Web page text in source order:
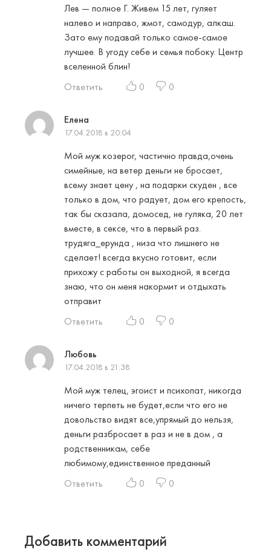
Лев — полное Г. Живем 15 лет, гуляет
налево и направо, жмот, самодур, алкаш.
Зато ему подавай только самое-самое
лучшее. В угоду себе и семья побоку. Центр
вселенной блин!
Ответить
0 0
Елена
17.04.2018 в 20:04
Мой муж козерог, частично правда,очень
симейные, на ветер деньги не бросает,
всему знает цену , на подарки скуден , все
только в дом, что радует, дом его крепость,
так бы сказала, домосед, не гуляка, 20 лет
вместе, в сексе, что в первый раз.
трудяга_ерунда , низа что лишнего не
сделает! всегда вкусно готовит, если
прихожу с работы он выходной, я всегда
знаю, что он меня накормит и отдыхать
отправит
Ответить
0 0
Любовь
17.04.2018 в 21:38
Мой муж телец, эгоист и психопат, никогда
ничего терпеть не будет,если что его не
довольство видят все,упрямый до нельзя,
деньги разбросает в раз и не в дом , а
родственникам, себе
любимому,единственное преданный
Ответить
0 0
Добавить комментарий